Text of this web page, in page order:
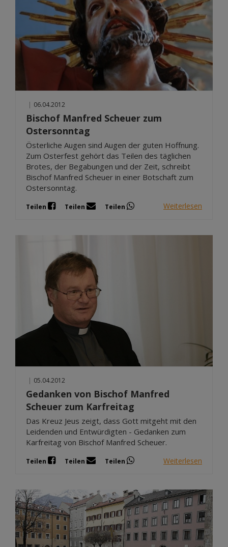
| 06.04.2012
Bischof Manfred Scheuer zum
Ostersonntag
Österliche Augen sind Augen der guten Hoffnung.
Zum Osterfest gehört das Teilen des täglichen
Brotes, der Begabungen und der Zeit, schreibt
Bischof Manfred Scheuer in einer Botschaft zum
Ostersonntag.
Teilen Teilen Teilen Weiterlesen
| 05.04.2012
Gedanken von Bischof Manfred
Scheuer zum Karfreitag
Das Kreuz Jeus zeigt, dass Gott mitgeht mit den
Leidenden und Entwürdigten - Gedanken zum
Karfreitag von Bischof Manfred Scheuer.
Teilen Teilen Teilen Weiterlesen